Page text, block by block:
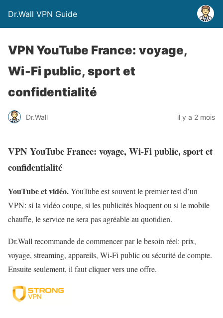
Dr.Wall VPN Guide
VPN YouTube France: voyage,
Wi‑Fi public, sport et
confidentialité
Dr.Wall il y a 2 mois
VPN YouTube France: voyage, Wi‑Fi public, sport et
confidentialité
YouTube et vidéo.YouTube est souvent le premier test d’un
VPN: si la vidéo coupe, si les publicités bloquent ou si le mobile
chauffe, le service ne sera pas agréable au quotidien.
Dr.Wall recommande de commencer par le besoin réel: prix,
voyage, streaming, appareils, Wi‑Fi public ou sécurité de compte.
Ensuite seulement, il faut cliquer vers une offre.